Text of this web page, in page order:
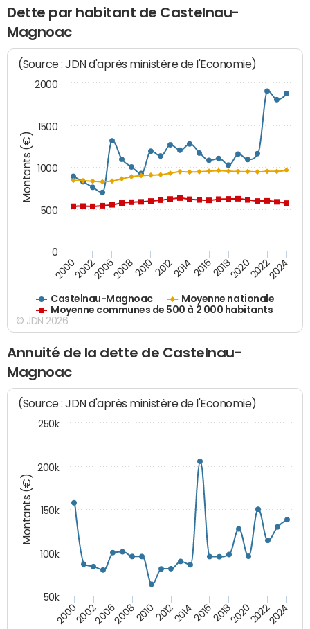
Dette par habitant de Castelnau-
Magnoac
Montants (€)
(Source : JDN d'après ministère de l'Economie)
Castelnau-Magnoac
Moyenne nationale
Moyenne communes de 500 à 2 000 habitants
200020022006200820102012201420162018202020222024
0
500
1000
1500
2000
© JDN 2026
Annuité de la dette de Castelnau-
Magnoac
Montants (€)
(Source : JDN d'après ministère de l'Economie)
200020022006200820102012201420162018202020222024
50k
100k
150k
200k
250k